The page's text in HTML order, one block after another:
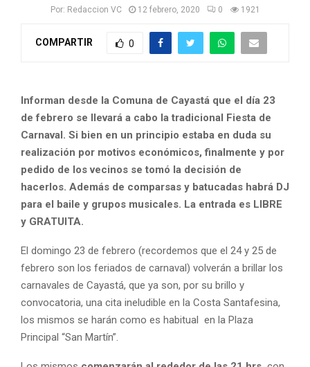
Por: Redaccion VC 12 febrero, 2020 0 1921
COMPARTIR 0
Informan desde la Comuna de Cayastá que el día 23
de febrero se llevará a cabo la tradicional Fiesta de
Carnaval. Si bien en un principio estaba en duda su
realización por motivos económicos, finalmente y por
pedido de los vecinos se tomó la decisión de
hacerlos. Además de comparsas y batucadas habrá DJ
para el baile y grupos musicales. La entrada es LIBRE
y GRATUITA.
El domingo 23 de febrero (recordemos que el 24 y 25 de
febrero son los feriados de carnaval) volverán a brillar los
carnavales de Cayastá, que ya son, por su brillo y
convocatoria, una cita ineludible en la Costa Santafesina,
los mismos se harán como es habitual en la Plaza
Principal “San Martín”.